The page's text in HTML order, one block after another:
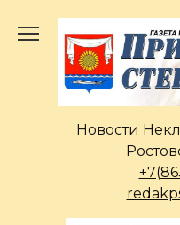
содержанию
Новости